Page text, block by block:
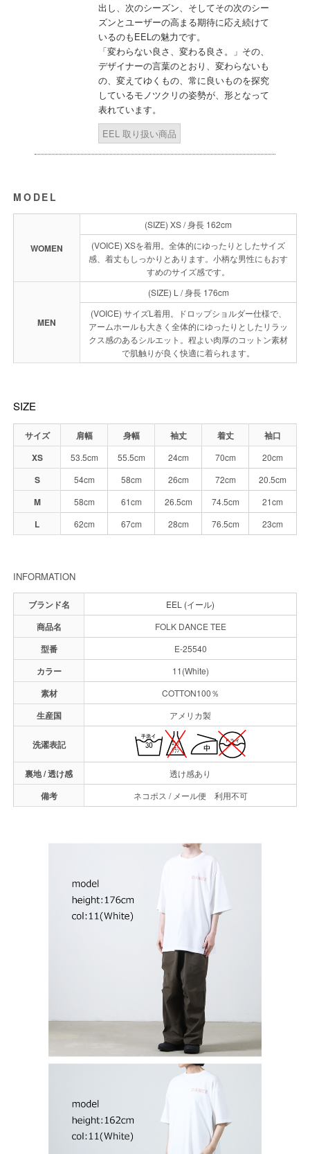
出し、次のシーズン、そしてその次のシー
ズンとユーザーの高まる期待に応え続けて
いるのもEELの魅力です。
「変わらない良さ、変わる良さ。」その、
デザイナーの言葉のとおり、変わらないも
の、変えてゆくもの、常に良いものを探究
しているモノツクリの姿勢が、形となって
表れています。
EEL 取り扱い商品
MODEL
WOMEN
(SIZE) XS / 身長 162cm
(VOICE) XSを着用。全体的にゆったりとしたサイズ
感、着丈もしっかりとあります。小柄な男性にもおす
すめのサイズ感です。
MEN
(SIZE) L / 身長 176cm
(VOICE) サイズL着用。ドロップショルダー仕様で、
アームホールも大きく全体的にゆったりとしたリラッ
クス感のあるシルエット。程よい肉厚のコットン素材
で肌触りが良く快適に着られます。
SIZE
サイズ 肩幅 身幅 袖丈 着丈
袖口
XS
53.5cm 55.5cm 24cm 70cm 20cm
S 54cm 58cm 26cm 72cm 20.5cm
M 58cm 61cm 26.5cm 74.5cm 21cm
L 62cm 67cm 28cm 76.5cm 23cm
INFORMATION
ブランド名 EEL (イール)
商品名 FOLK DANCE TEE
型番 E-25540
カラー 11(White)
素材 COTTON100％
生産国 アメリカ製
洗濯表記
裏地 / 透け感 透け感あり
備考 ネコポス / メール便 利用不可